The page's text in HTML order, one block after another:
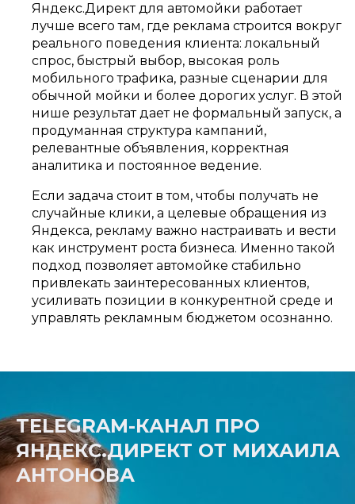
Яндекс.Директ для автомойки работает
лучше всего там, где реклама строится вокруг
реального поведения клиента: локальный
спрос, быстрый выбор, высокая роль
мобильного трафика, разные сценарии для
обычной мойки и более дорогих услуг. В этой
нише результат дает не формальный запуск, а
продуманная структура кампаний,
релевантные объявления, корректная
аналитика и постоянное ведение.
Если задача стоит в том, чтобы получать не
случайные клики, а целевые обращения из
Яндекса, рекламу важно настраивать и вести
как инструмент роста бизнеса. Именно такой
подход позволяет автомойке стабильно
привлекать заинтересованных клиентов,
усиливать позиции в конкурентной среде и
управлять рекламным бюджетом осознанно.
TELEGRAM-КАНАЛ ПРО
ЯНДЕКС.ДИРЕКТ ОТ МИХАИЛА
АНТОНОВА